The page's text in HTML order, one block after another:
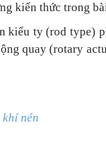
kiến thức trong
ty (rod type)
quay (rotary
nén